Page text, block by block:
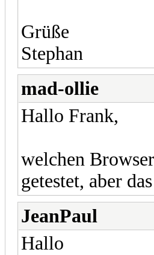
Grüße
Stephan
mad-ollie
Hallo Frank,
welchen
getestet, aber
JeanPaul
Hallo